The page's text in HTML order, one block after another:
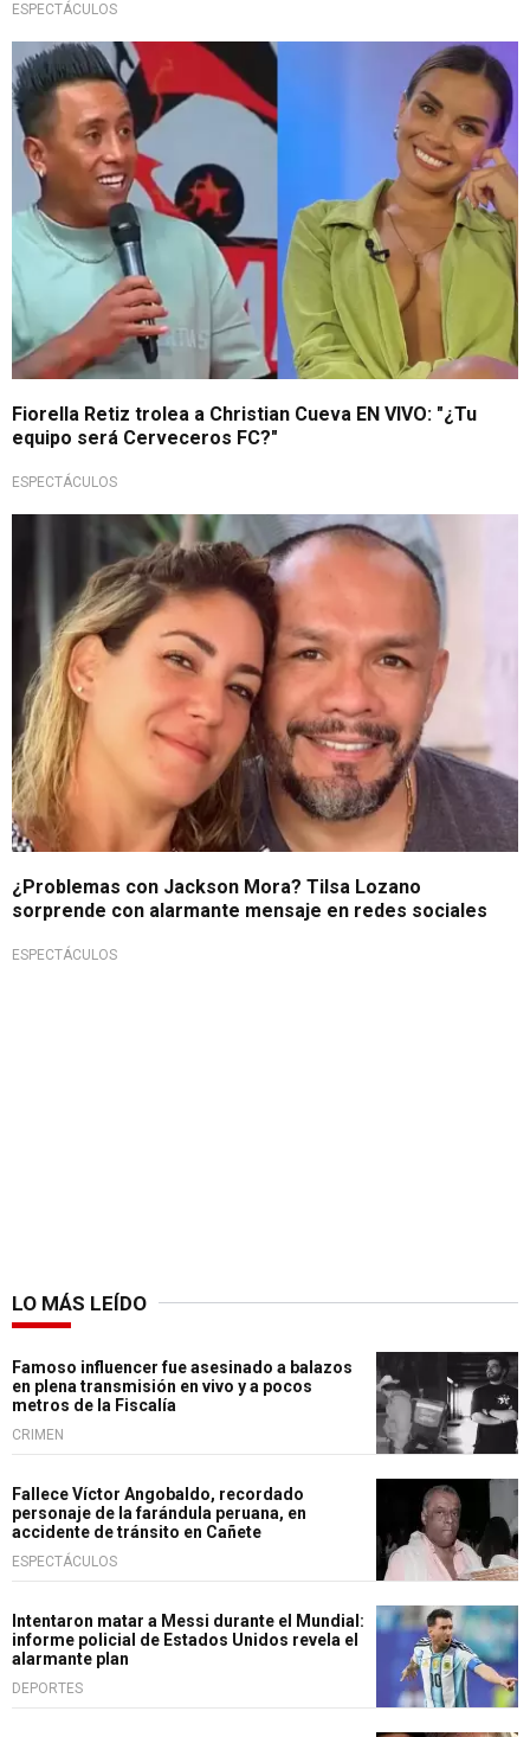
ESPECTÁCULOS
Lo puso en aprietos
Fiorella Retiz trolea a Christian Cueva EN VIVO: "¿Tu
equipo será Cerveceros FC?"
ESPECTÁCULOS
¿Por el 'Loco' Vargas?
¿Problemas con Jackson Mora? Tilsa Lozano
sorprende con alarmante mensaje en redes sociales
ESPECTÁCULOS
LO MÁS LEÍDO
Famoso influencer fue asesinado a balazos
en plena transmisión en vivo y a pocos
metros de la Fiscalía
CRIMEN
Fallece Víctor Angobaldo, recordado
personaje de la farándula peruana, en
accidente de tránsito en Cañete
ESPECTÁCULOS
Intentaron matar a Messi durante el Mundial:
informe policial de Estados Unidos revela el
alarmante plan
DEPORTES